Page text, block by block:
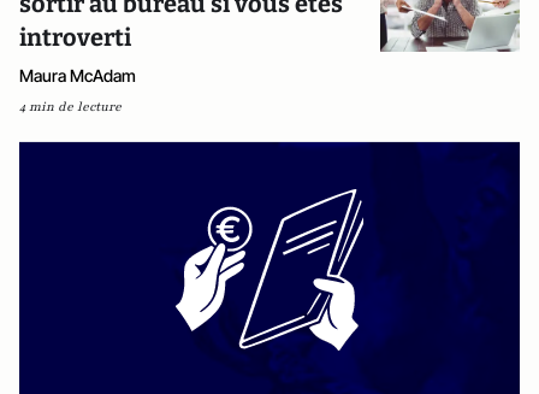
introverti
Maura McAdam
4 min de lecture